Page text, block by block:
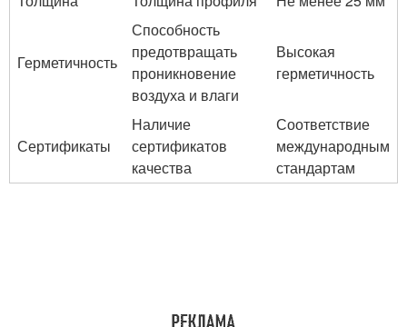
Герметичность
Способность
предотвращать
проникновение
воздуха и влаги
Высокая
герметичность
Сертификаты
Наличие
сертификатов
качества
Соответствие
международным
стандартам